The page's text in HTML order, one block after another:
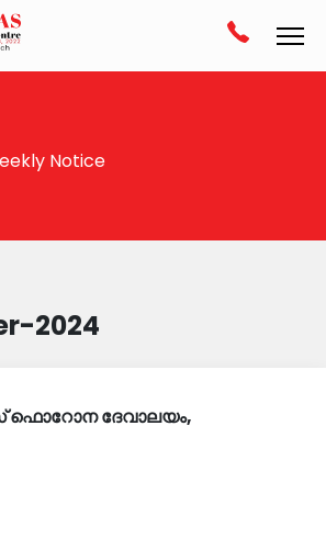
Notice
2024
ദേവാലയം,